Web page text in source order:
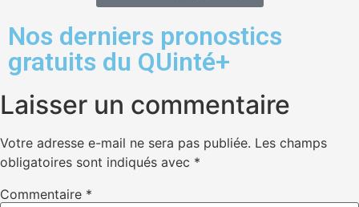
Nos derniers pronostics
gratuits du QUinté+
Laisser un commentaire
Votre adresse e-mail ne sera pas publiée. Les champs
obligatoires sont indiqués avec *
Commentaire *